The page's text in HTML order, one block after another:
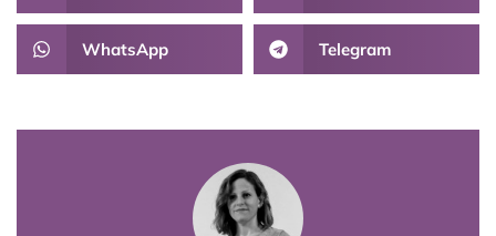
WhatsApp Telegram